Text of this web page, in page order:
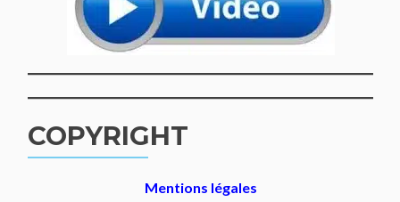
COPYRIGHT
Mentions légales